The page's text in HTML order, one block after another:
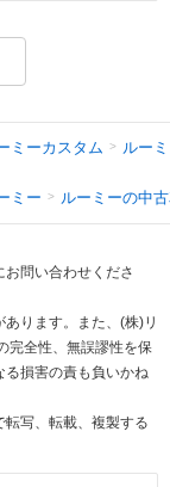
ミーカスタム ルー
ミー ルーミーの中
問い合わせくださ
ります。また、(株)リ
完全性、無誤謬性を保
損害の責も負いかね
写、転載、複製する